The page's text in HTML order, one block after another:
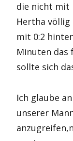
die nicht mit
Hertha
mit 0:2
Minuten das
sollte sich
Ich glaube
unserer